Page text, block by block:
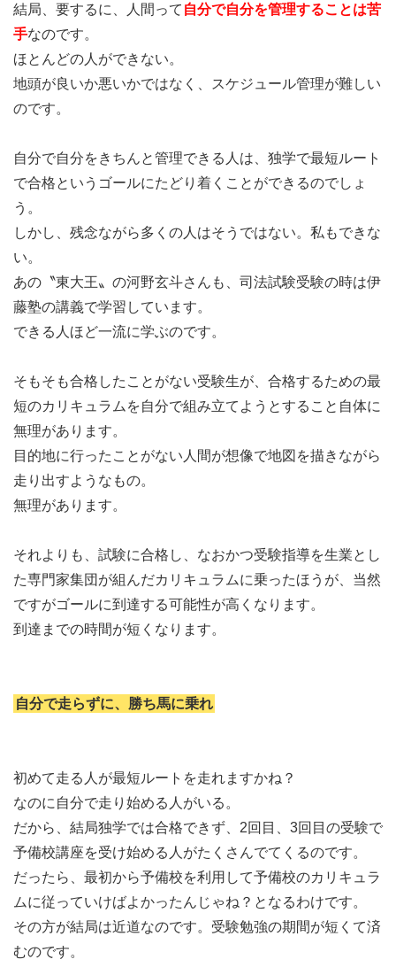
結局、要するに、人間って 自分で自分を管理することは苦
手なのです。
ほとんどの人ができない。
地頭が良いか悪いかではなく、スケジュール管理が難しい
のです。
自分で自分をきちんと管理できる人は、独学で最短ルート
で合格というゴールにたどり着くことができるのでしょ
う。
しかし、残念ながら多くの人はそうではない。私もできな
い。
あの〝東大王〟の河野玄斗さんも、司法試験受験の時は伊
藤塾の講義で学習しています。
できる人ほど一流に学ぶのです。
そもそも合格したことがない受験生が、合格するための最
短のカリキュラムを自分で組み立てようとすること自体に
無理があります。
目的地に行ったことがない人間が想像で地図を描きながら
走り出すようなもの。
無理があります。
それよりも、試験に合格し、なおかつ受験指導を生業とし
た専門家集団が組んだカリキュラムに乗ったほうが、当然
ですがゴールに到達する可能性が高くなります。
到達までの時間が短くなります。
自分で走らずに、勝ち馬に乗れ
初めて走る人が最短ルートを走れますかね？
なのに自分で走り始める人がいる。
だから、結局独学では合格できず、2回目、3回目の受験で
予備校講座を受け始める人がたくさんでてくるのです。
だったら、最初から予備校を利用して予備校のカリキュラ
ムに従っていけばよかったんじゃね？となるわけです。
その方が結局は近道なのです。受験勉強の期間が短くて済
むのです。